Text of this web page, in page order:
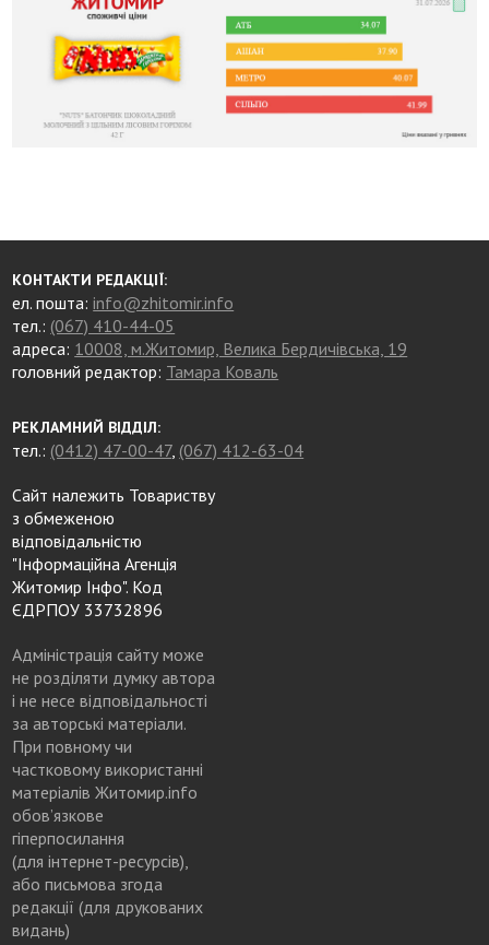
КОНТАКТИ РЕДАКЦІЇ:
ел. пошта:info@zhitomir.info
тел.: (067) 410-44-05
адреса: 10008, м.Житомир, Велика Бердичівська, 19
головний редактор: Тамара Коваль
РЕКЛАМНИЙ ВІДДІЛ:
тел.: (0412) 47-00-47, (067) 412-63-04
Сайт належить Товариству
з обмеженою
відповідальністю
"Інформаційна Агенція
Житомир Інфо". Код
ЄДРПОУ 33732896
Адміністрація сайту може
не розділяти думку автора
і не несе відповідальності
за авторські матеріали.
При повному чи
частковому використанні
матеріалів Житомир.info
обов’язкове
гіперпосилання
(для інтернет-ресурсів),
або письмова згода
редакції (для друкованих
видань)